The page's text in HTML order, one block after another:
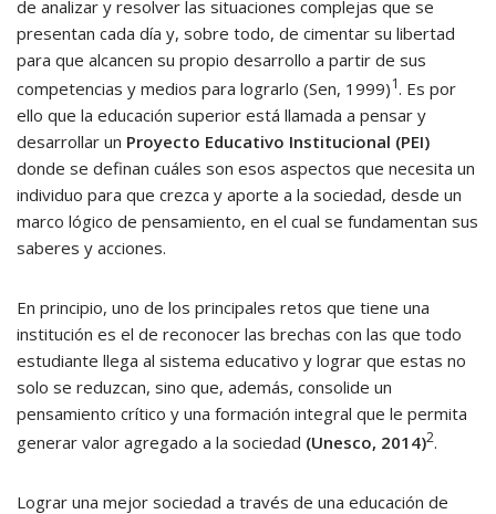
de analizar y resolver las situaciones complejas que se
presentan cada día y, sobre todo, de cimentar su libertad
para que alcancen su propio desarrollo a partir de sus
competencias y medios para lograrlo (Sen, 1999)1. Es por
ello que la educación superior está llamada a pensar y
desarrollar un Proyecto Educativo Institucional (PEI)
donde se definan cuáles son esos aspectos que necesita un
individuo para que crezca y aporte a la sociedad, desde un
marco lógico de pensamiento, en el cual se fundamentan sus
saberes y acciones.
En principio, uno de los principales retos que tiene una
institución es el de reconocer las brechas con las que todo
estudiante llega al sistema educativo y lograr que estas no
solo se reduzcan, sino que, además, consolide un
pensamiento crítico y una formación integral que le permita
generar valor agregado a la sociedad (Unesco, 2014)2.
Lograr una mejor sociedad a través de una educación de